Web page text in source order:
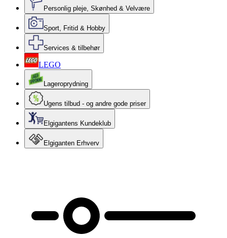
Personlig pleje, Skønhed & Velvære
Sport, Fritid & Hobby
Services & tilbehør
LEGO
Lageroprydning
Ugens tilbud - og andre gode priser
Elgigantens Kundeklub
Elgiganten Erhverv